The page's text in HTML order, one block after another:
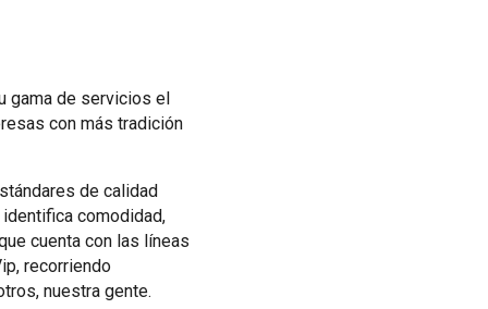
gama de servicios el
con más tradición
de calidad
comodidad,
cuenta con las líneas
recorriendo
nuestra gente.